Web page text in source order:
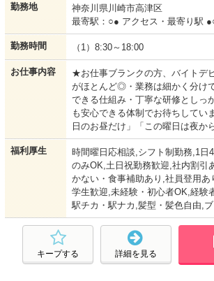
勤務地
神奈川県川崎市高津区
最寄駅：○● アクセス・最寄り駅
勤務時間 （1）8:30～18:00
お仕事内容
★お仕事ブランクの方、バイトデ
がほとんど◎・業務は細かく分け
できる仕組み・丁寧な研修としっ
も安心できる体制でお待ちして
日のお昼だけ」「この曜日は夜か
福利厚生
時間曜日応相談,シフト制勤務,1日
のみOK,土日祝勤務歓迎,社内割引
かない・食事補助あり,社員登用あ
学生歓迎,未経験・初心者OK,経験
駅チカ・駅ナカ,髪型・髪色自由,
詳細を見る
キープする